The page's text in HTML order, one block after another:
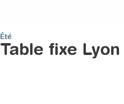
Été
Table fixe Lyon